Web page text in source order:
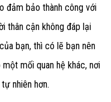
đảm bảo thành công với
thân cận không đáp lại
bạn, thì có lẽ bạn nên
mối quan hệ khác, nơi
nhiên hơn.